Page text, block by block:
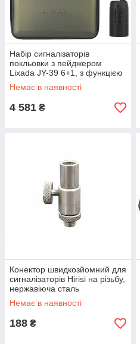
Набір сигналізаторів
покльовки з пейджером
Lixada JY-39 6+1, з функцією
вибору кольору
Немає в наявності
4 581 ₴
Конектор швидкозйомний для
сигналізаторів Hirisi на різьбу,
нержавіюча сталь
Немає в наявності
188 ₴